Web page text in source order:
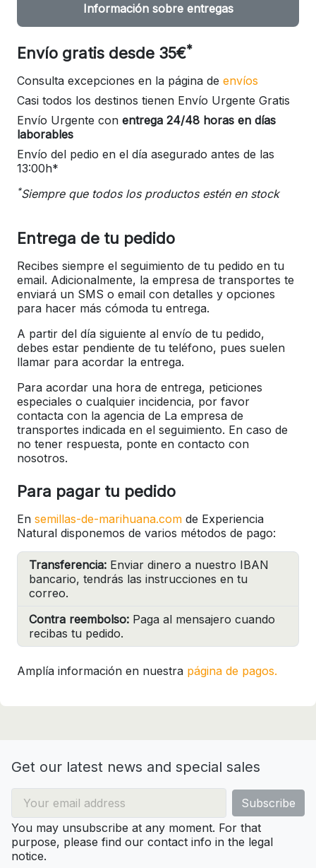
Información sobre entregas
Envío gratis desde 35€*
Consulta excepciones en la página de envíos
Casi todos los destinos tienen Envío Urgente Gratis
Envío Urgente con entrega 24/48 horas en días
laborables
Envío del pedio en el día asegurado antes de las
13:00h*
*Siempre que todos los productos estén en stock
Entrega de tu pedido
Recibes siempre el seguimiento de tu pedido en tu
email. Adicionalmente, la empresa de transportes te
enviará un SMS o email con detalles y opciones
para hacer más cómoda tu entrega.
A partir del día siguiente al envío de tu pedido,
debes estar pendiente de tu teléfono, pues suelen
llamar para acordar la entrega.
Para acordar una hora de entrega, peticiones
especiales o cualquier incidencia, por favor
contacta con la agencia de La empresa de
transportes indicada en el seguimiento. En caso de
no tener respuesta, ponte en contacto con
nosotros.
Para pagar tu pedido
En semillas-de-marihuana.com de Experiencia
Natural disponemos de varios métodos de pago:
Transferencia: Enviar dinero a nuestro IBAN
bancario, tendrás las instrucciones en tu
correo.
Contra reembolso: Paga al mensajero cuando
recibas tu pedido.
Amplía información en nuestra página de pagos.
Get our latest news and special sales
You may unsubscribe at any moment. For that
purpose, please find our contact info in the legal
notice.